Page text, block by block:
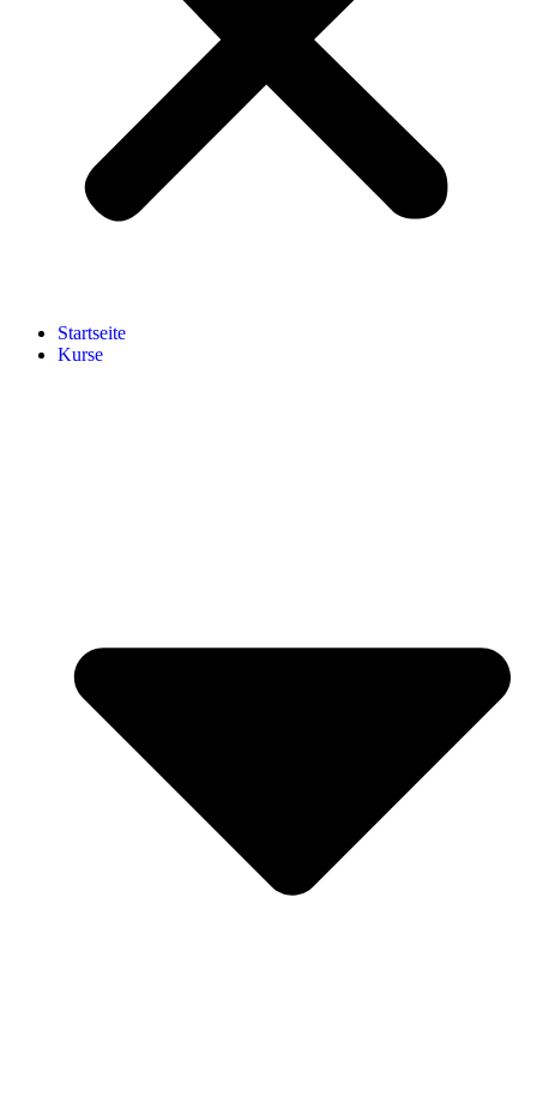
Start­sei­te
Kur­se